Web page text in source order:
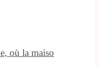
où la maiso